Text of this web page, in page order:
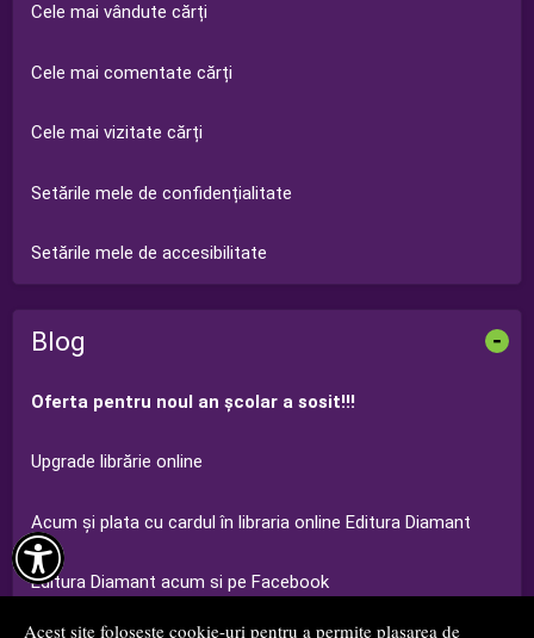

Acest site folosește cookie-uri pentru a permite plasarea de
Cele mai vândute cărți
Cele mai comentate cărți
Cele mai vizitate cărți
Setările mele de confidențialitate
Setările mele de accesibilitate
Blog -
Oferta pentru noul an şcolar a sosit!!!
Upgrade librărie online
Acum şi plata cu cardul în libraria online Editura Diamant
Editura Diamant acum si pe Facebook